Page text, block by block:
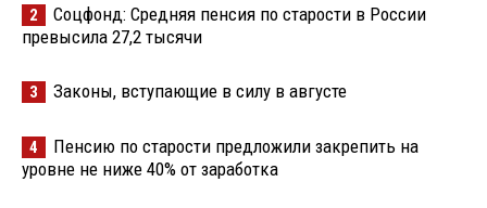
2
Соцфонд: Средняя пенсия по старости в России
превысила 27,2 тысячи
3 Законы, вступающие в силу в августе
4
Пенсию по старости предложили закрепить на
уровне не ниже 40% от заработка